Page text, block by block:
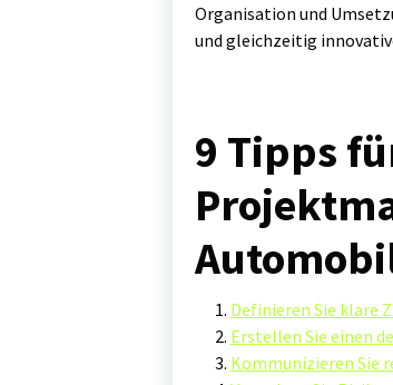
Organisation und
und gleichzeitig
9 Tipps
Definieren Sie klare
Erstellen Sie einen
Kommunizieren Sie